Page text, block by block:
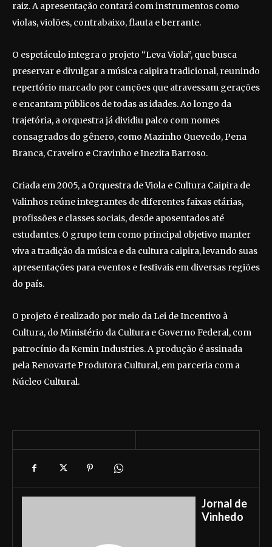
raiz. A apresentação contará com instrumentos como
violas, violões, contrabaixo, flauta e berrante.
O espetáculo integra o projeto “Leva Viola”, que busca
preservar e divulgar a música caipira tradicional, reunindo
repertório marcado por canções que atravessam gerações
e encantam públicos de todas as idades. Ao longo da
trajetória, a orquestra já dividiu palco com nomes
consagrados do gênero, como Mazinho Quevedo, Pena
Branca, Craveiro e Cravinho e Inezita Barroso.
Criada em 2005, a Orquestra de Viola e Cultura Caipira de
Valinhos reúne integrantes de diferentes faixas etárias,
profissões e classes sociais, desde aposentados até
estudantes. O grupo tem como principal objetivo manter
viva a tradição da música e da cultura caipira, levando suas
apresentações para eventos e festivais em diversas regiões
do país.
O projeto é realizado por meio da Lei de Incentivo à
Cultura, do Ministério da Cultura e Governo Federal, com
patrocínio da Kemin Industries. A produção é assinada
pela Renovarte Produtora Cultural, em parceria com a
Núcleo Cultural.
Jornal de
Vinhedo